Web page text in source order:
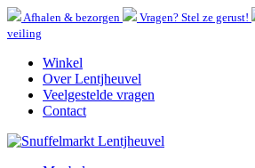
Afhalen & bezorgen Vragen? Stel ze gerust!
veiling
Winkel
Over Lentjheuvel
Veelgestelde vragen
Contact